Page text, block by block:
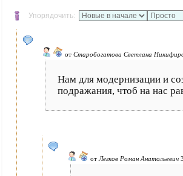
Упорядочить:
от Старобогатова Светлана
Нам для модернизации и
подражания, чтоб на нас
от Легков Роман Анатольевич